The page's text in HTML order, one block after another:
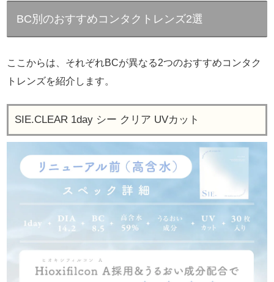
BC別のおすすめコンタクトレンズ2選
ここからは、それぞれBCが異なる2つのおすすめコンタク
トレンズを紹介します。
SIE.CLEAR 1day シー クリア UVカット